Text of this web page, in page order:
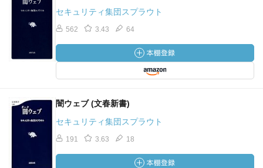
セキュリティ集団スプラウト
562 3.43 64
闇ウェブ (文春新書)
セキュリティ集団スプラウト
191 3.63 18